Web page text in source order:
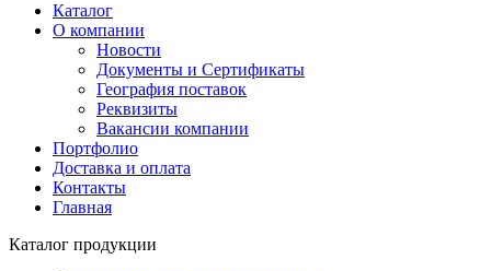
Каталог
О компании
Новости
Документы и Сертификаты
География поставок
Реквизиты
Вакансии компании
Портфолио
Доставка и оплата
Контакты
Главная
Каталог продукции